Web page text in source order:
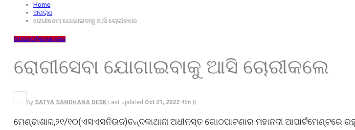
Home
ଅପରାଧ
ରୋଗୀସେବା ଯୋଗାଇବାକୁ ଆସି ଚୋରୀକଲେ
ଅପରାଧଓଡ଼ିଶାମହାନଗର
ରୋଗୀସେବା ଯୋଗାଇବାକୁ ଆସି ଚୋରୀକଲେ
By SATYA SANDHANA DESK Last updated Oct 21, 2022 466 0
ମେଣ୍ଢାଶାଳ,୨୧/୧୦(ଏସଏସନିଉଜ)ଚନ୍ଦକାଥାନା ଅଧୀନସ୍ତ ଗୋଠପାଟଣାର ମହାନଦୀ ଆପାର୍ଟମେଣ୍ଟରେ